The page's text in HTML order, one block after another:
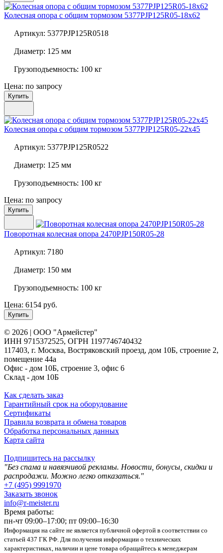
Колесная опора с общим тормозом 5377PJP125R05-18x62
Артикул: 5377PJP125R0518
Диаметр: 125 мм
Грузоподъемность: 100 кг
Цена: по запросу
Купить
Колесная опора с общим тормозом 5377PJP125R05-22x45
Артикул: 5377PJP125R0522
Диаметр: 125 мм
Грузоподъемность: 100 кг
Цена: по запросу
Купить
Поворотная колесная опора 2470PJP150R05-28
Артикул: 7180
Диаметр: 150 мм
Грузоподъемность: 100 кг
Цена: 6154 руб.
Купить
© 2026 | ООО "Армейстер"
ИНН 9715372525, ОГРН 1197746740432
117403, г. Москва, Востряковский проезд, дом 10Б, строение 2,
помещение 44а
Офис - дом 10Б, строение 3, офис 6
Склад - дом 10Б
Как сделать заказ
Гарантийный срок на оборудование
Сертификаты
Правила возврата и обмена товаров
Обработка персональных данных
Карта сайта
Подпишитесь на рассылку
"Без спама и навязчивой рекламы. Новости, бонусы, скидки и
распродажи. Можно легко отказаться."
+7 (495) 9991970
Заказать звонок
info@r-meister.ru
Время работы:
пн-чт 09:00–17:00; пт 09:00–16:30
Информация на сайте не является публичной офертой в соответствии со
статьей 437 ГК РФ. Для получения информации о технических
характеристиках, наличии и цене товара обращайтесь к менеджерам